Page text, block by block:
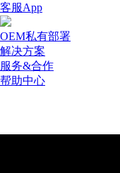
客服App
OEM私有部署
解决方案
服务&合作
帮助中心